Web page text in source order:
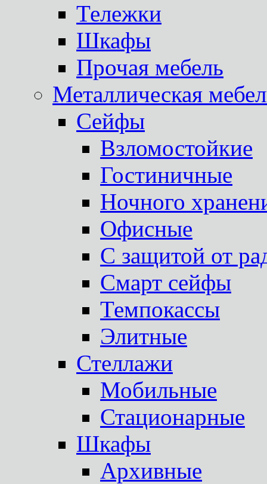
Тележки
Шкафы
Прочая мебель
Металлическая
Сейфы
Взломостойкие
Гостиничные
Ночного
Офисные
С защитой от
Смарт сейфы
Темпокассы
Элитные
Стеллажи
Мобильные
Стационарные
Шкафы
Архивные